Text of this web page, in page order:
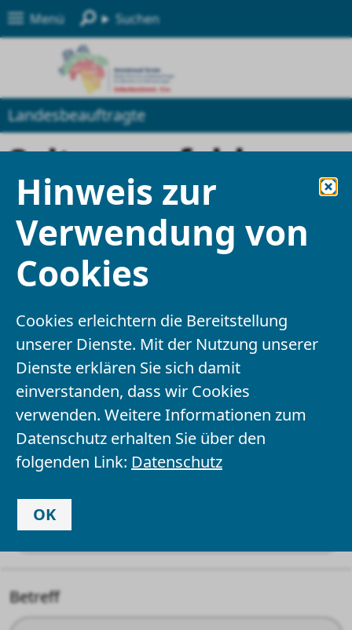
Menü Suchen
Hinweis zur
Verwendung von
Cookies
Cookies erleichtern die Bereitstellung
unserer Dienste. Mit der Nutzung unserer
Dienste erklären Sie sich damit
einverstanden, dass wir Cookies
verwenden. Weitere Informationen zum
Datenschutz erhalten Sie über den
folgenden Link: Datenschutz
OK
Landesbeauftragte
Seite empfehlen
Felder mit einem * sind Pflichtfelder und
müssen ausgefüllt werden
Ihre Angaben
Empfänger*
Ihr Name*
Ihre E-Mail-Adresse
Betreff